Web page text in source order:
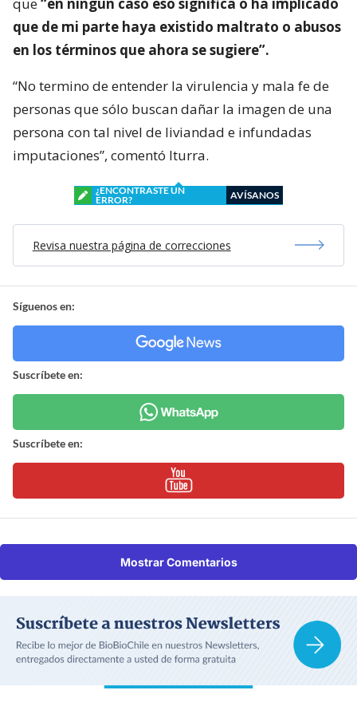
que de mi parte haya existido maltrato o abusos
en los términos que ahora se sugiere”.
“No termino de entender la virulencia y mala fe de
personas que sólo buscan dañar la imagen de una
persona con tal nivel de liviandad e infundadas
imputaciones”, comentó Iturra.
¿ENCONTRASTE UN
ERROR?
AVÍSANOS
Revisa nuestra página de correcciones
Síguenos en:
Suscríbete en:
Suscríbete en:
Mostrar Comentarios